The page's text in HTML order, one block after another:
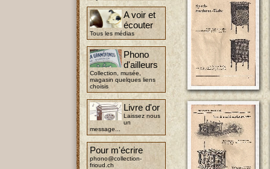
A voir et
écouter
Tous les médias
Phono
d'ailleurs
Collection, musée,
magasin quelques liens
choisis
Livre d'or
Laissez nous
un
message...
Pour m'écrire
phono@collection-
frioud.ch